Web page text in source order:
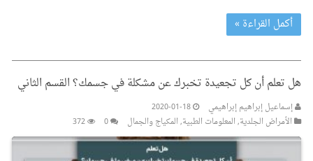
أكمل القراءة »
هل تعلم أن كل تجعيدة تخبرك عن مشكلة في جسمك؟ القسم الثاني
إسماعيل إبراهيم إبراهيمي
2020-01-18
الأمراض الجلدیة,المعلومات الطبیة,المکیاج والجمال 0
372